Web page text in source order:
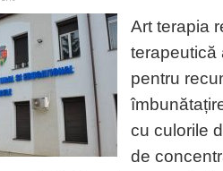
Art terapia
terapeutică
pentru
cu culorile
de